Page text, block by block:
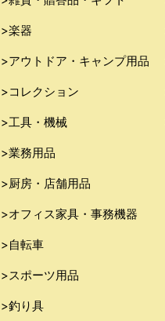
>楽器
>アウトドア・キャンプ用品
>コレクション
>工具・機械
>業務用品
>厨房・店舗用品
>オフィス家具・事務機器
>自転車
>スポーツ用品
>釣り具